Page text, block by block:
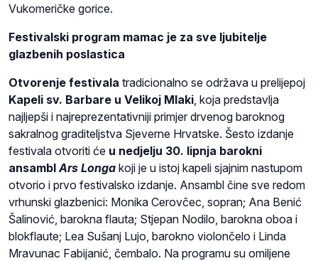
Vukomeričke gorice.
Festivalski program mamac je za sve ljubitelje
glazbenih poslastica
Otvorenje festivala tradicionalno se održava u prelijepoj
Kapeli sv. Barbare u Velikoj Mlaki , koja predstavlja
najljepši i najreprezentativniji primjer drvenog baroknog
sakralnog graditeljstva Sjeverne Hrvatske. Šesto izdanje
festivala otvoriti će u nedjelju 30. lipnja barokni
ansambl Ars Longa koji je u istoj kapeli sjajnim nastupom
otvorio i prvo festivalsko izdanje. Ansambl čine sve redom
vrhunski glazbenici: Monika Cerovčec, sopran; Ana Benić
Šalinović, barokna flauta; Stjepan Nodilo, barokna oboa i
blokflaute; Lea Sušanj Lujo, barokno violončelo i Linda
Mravunac Fabijanić, čembalo. Na programu su omiljene